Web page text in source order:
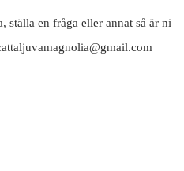
ställa en fråga eller annat så är ni